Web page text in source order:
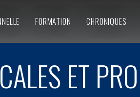
FORMATION CHRONIQUES
ET